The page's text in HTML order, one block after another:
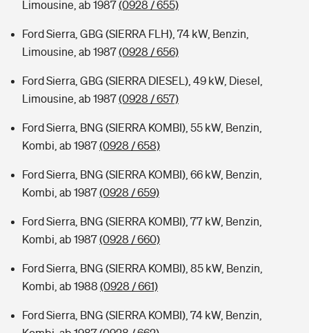
Limousine, ab 1987(0928 / 655)
Ford Sierra, GBG (SIERRA FLH), 74 kW, Benzin,
Limousine, ab 1987(0928 / 656)
Ford Sierra, GBG (SIERRA DIESEL), 49 kW, Diesel,
Limousine, ab 1987(0928 / 657)
Ford Sierra, BNG (SIERRA KOMBI), 55 kW, Benzin,
Kombi, ab 1987(0928 / 658)
Ford Sierra, BNG (SIERRA KOMBI), 66 kW, Benzin,
Kombi, ab 1987(0928 / 659)
Ford Sierra, BNG (SIERRA KOMBI), 77 kW, Benzin,
Kombi, ab 1987(0928 / 660)
Ford Sierra, BNG (SIERRA KOMBI), 85 kW, Benzin,
Kombi, ab 1988 (0928 / 661)
Ford Sierra, BNG (SIERRA KOMBI), 74 kW, Benzin,